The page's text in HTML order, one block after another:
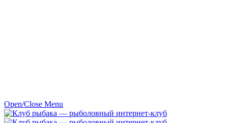
Open/Close Menu